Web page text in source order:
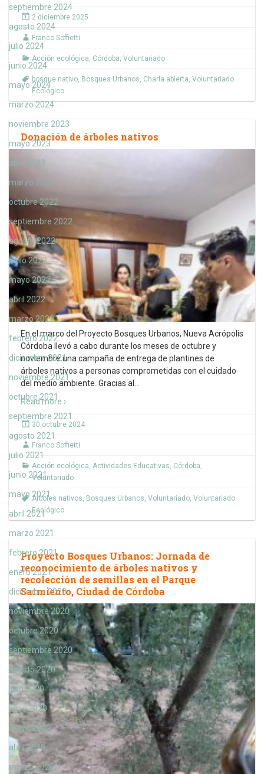
septiembre 2024
agosto 2024
julio 2024
junio 2024
mayo 2024
marzo 2024
noviembre 2023
mayo 2023
abril 2023
marzo 2023
octubre 2022
septiembre 2022
agosto 2022
junio 2022
mayo 2022
abril 2022
marzo 2022
febrero 2022
diciembre 2021
noviembre 2021
octubre 2021
septiembre 2021
agosto 2021
julio 2021
junio 2021
mayo 2021
abril 2021
marzo 2021
febrero 2021
enero 2021
diciembre 2020
noviembre 2020
octubre 2020
septiembre 2020
agosto 2020
julio 2020
junio 2020
mayo 2020
abril 2020
marzo 2020
2 diciembre 2025
Franco Soffietti
Acción ecológica, Córdoba, Voluntariado
bosque nativo, Bosques Urbanos, Charla abierta, Voluntariado
Ecológico
Donación de árboles nativos
En el marco del Proyecto Bosques Urbanos, Nueva Acrópolis
Córdoba llevó a cabo durante los meses de octubre y
noviembre una campaña de entrega de plantines de
árboles nativos a personas comprometidas con el cuidado
del medio ambiente. Gracias al …
Read more ›
30 octubre 2024
Franco Soffietti
Acción ecológica, Actividades Educativas, Córdoba,
Voluntariado
Arboles nativos, Bosques Urbanos, Voluntariado, Voluntariado
Ecológico
Proyecto Bosques Urbanos: Jornada de
reconocimiento de árboles nativos y
recolección de semillas en el Parque
Sarmiento, Ciudad de Córdoba